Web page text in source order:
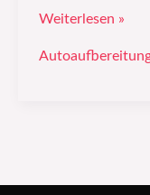
Weiterlesen »